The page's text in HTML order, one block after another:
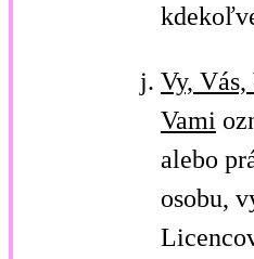
Vy, Vás,
Vami
alebo
osobu,